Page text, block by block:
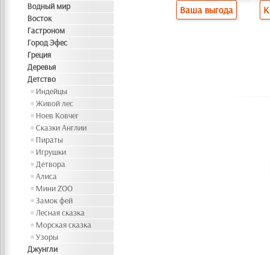
Водный мир
Восток
Гастроном
Город Эфес
Греция
Деревья
Детство
Индейцы
Живой лес
Ноев Ковчег
Сказки Англии
Пираты
Игрушки
Детвора
Алиса
Мини ZOO
Замок фей
Лесная сказка
Морская сказка
Узоры
Джунгли
Ваша выгода